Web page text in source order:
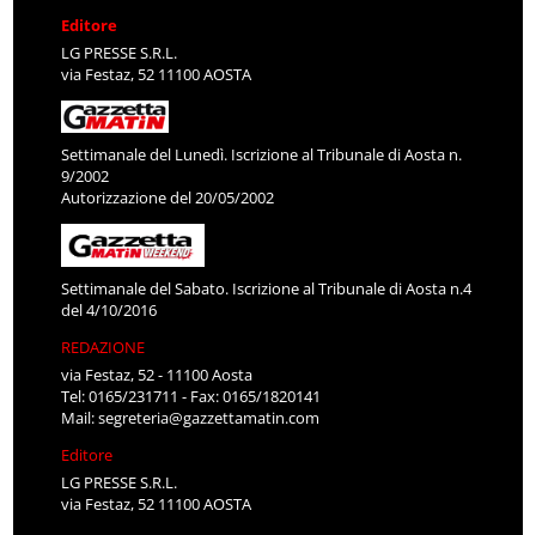
Editore
LG PRESSE S.R.L.
via Festaz, 52 11100 AOSTA
Settimanale del Lunedì. Iscrizione al Tribunale di Aosta n.
9/2002
Autorizzazione del 20/05/2002
Settimanale del Sabato. Iscrizione al Tribunale di Aosta n.4
del 4/10/2016
REDAZIONE
via Festaz, 52 - 11100 Aosta
Tel: 0165/231711 - Fax: 0165/1820141
Mail:segreteria@gazzettamatin.com
Editore
LG PRESSE S.R.L.
via Festaz, 52 11100 AOSTA